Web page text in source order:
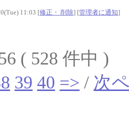
11:03 [修正・ 削除] [管理者に通知]
( 528 件中
39 40 => / 次